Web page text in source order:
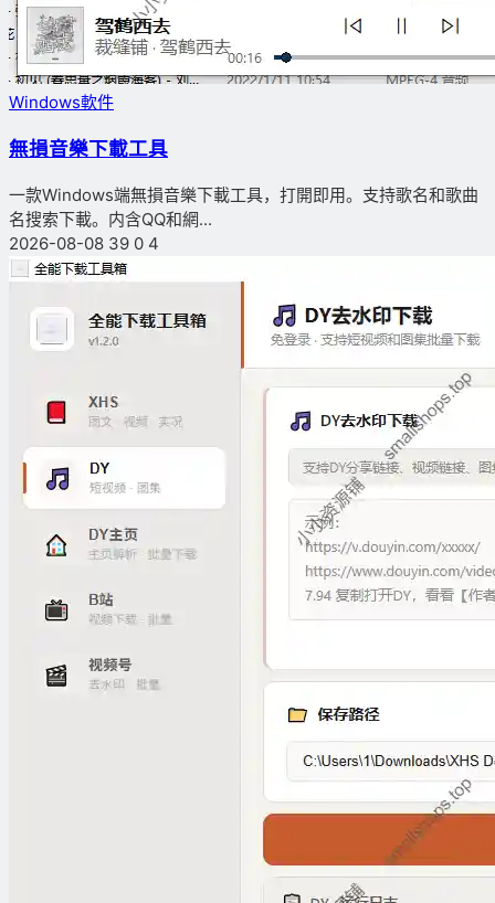
Windows軟件
無損音樂下載工具
一款Windows端無損音樂下載工具，打開即用。支持歌名和歌曲
名搜索下載。内含QQ和網...
2026-08-08 39 0 4